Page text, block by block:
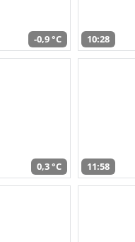
-0,9 °C 10:28
0,3 °C 11:58